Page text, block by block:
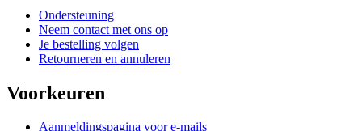
Ondersteuning
Neem contact met ons op
Je bestelling volgen
Retourneren en annuleren
Voorkeuren
Aanmeldingspagina voor e-mails